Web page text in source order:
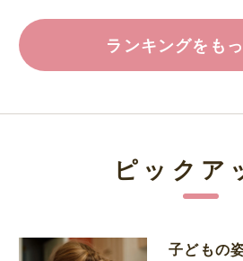
ランキングをも
ピックア
子どもの